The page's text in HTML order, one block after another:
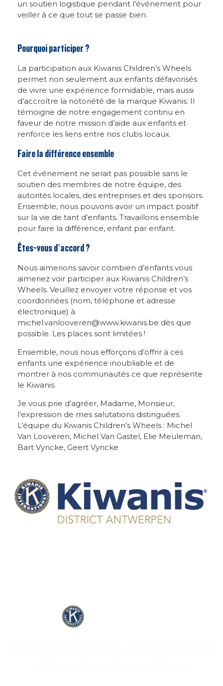
un soutien logistique pendant l’événement pour
veiller à ce que tout se passe bien.
Pourquoi participer ?
La participation aux Kiwanis Children’s Wheels
permet non seulement aux enfants défavorisés
de vivre une expérience formidable, mais aussi
d’accroître la notoriété de la marque Kiwanis. Il
témoigne de notre engagement continu en
faveur de notre mission d’aide aux enfants et
renforce les liens entre nos clubs locaux.
Faire la différence ensemble
Cet événement ne serait pas possible sans le
soutien des membres de notre équipe, des
autorités locales, des entreprises et des sponsors.
Ensemble, nous pouvons avoir un impact positif
sur la vie de tant d’enfants. Travaillons ensemble
pour faire la différence, enfant par enfant.
Êtes-vous d’accord ?
Nous aimerions savoir combien d’enfants vous
aimeriez voir participer aux Kiwanis Children’s
Wheels. Veuillez envoyer votre réponse et vos
coordonnées (nom, téléphone et adresse
électronique) à
michel.vanlooveren@www.kiwanis.be dès que
possible. Les places sont limitées !
Ensemble, nous nous efforçons d’offrir à ces
enfants une expérience inoubliable et de
montrer à nos communautés ce que représente
le Kiwanis.
Je vous prie d’agréer, Madame, Monsieur,
l’expression de mes salutations distinguées.
L’équipe du Kiwanis Children’s Wheels : Michel
Van Looveren, Michel Van Gastel, Elie Meuleman,
Bart Vyncke, Geert Vyncke